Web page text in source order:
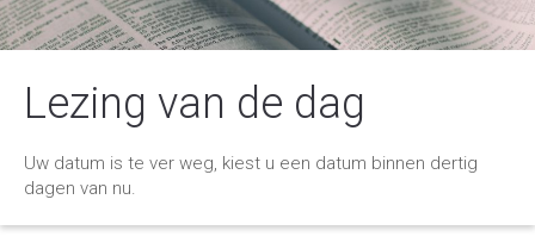
Lezing van de dag
Uw datum is te ver weg, kiest u een datum binnen dertig
dagen van nu.